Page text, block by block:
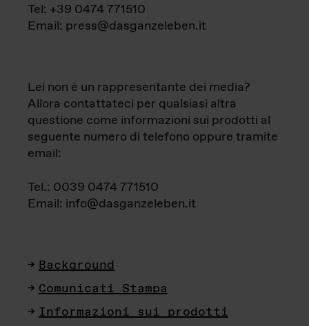
Tel: +39 0474 771510
Email: press@dasganzeleben.it
Lei non è un rappresentante dei media?
Allora contattateci per qualsiasi altra
questione come informazioni sui prodotti al
seguente numero di telefono oppure tramite
email:
Tel.: 0039 0474 771510
Email: info@dasganzeleben.it
Background
Comunicati Stampa
Informazioni sui prodotti